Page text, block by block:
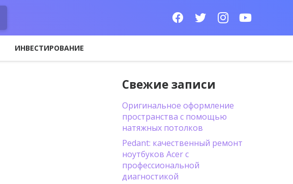
ИНВЕСТИРОВАНИЕ
Свежие записи
Оригинальное оформление
пространства с помощью
натяжных потолков
Pedant: качественный ремонт
ноутбуков Acer с
профессиональной
диагностикой